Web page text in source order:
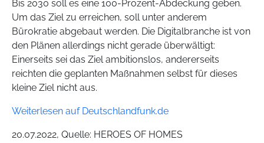
Bis 2030 soll es eine 100-Prozent-Abdeckung geben.
Um das Ziel zu erreichen, soll unter anderem
Bürokratie abgebaut werden. Die Digitalbranche ist von
den Plänen allerdings nicht gerade überwältigt:
Einerseits sei das Ziel ambitionslos, andererseits
reichten die geplanten Maßnahmen selbst für dieses
kleine Ziel nicht aus.
Weiterlesen auf Deutschlandfunk.de
20.07.2022, Quelle: HEROES OF HOMES